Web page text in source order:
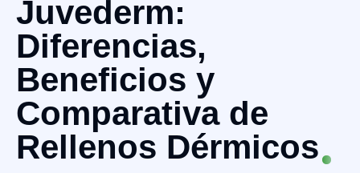
Juvederm:
Diferencias,
Beneficios y
Comparativa de
Rellenos Dérmicos